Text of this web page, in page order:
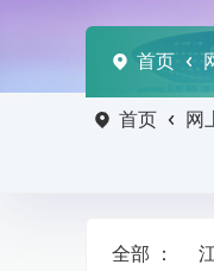
首页 网
首页
全部 ：